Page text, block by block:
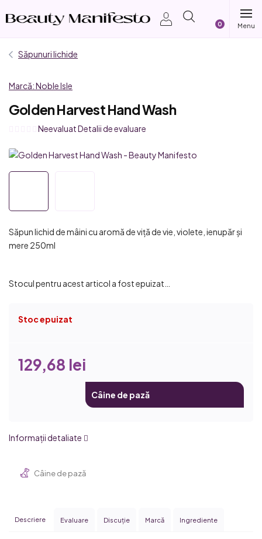
Săpunuri lichide
Marcă:Noble Isle
Golden Harvest Hand Wash
Evaluarea
a
din
stele.
NeevaluatDetalii de evaluare
Săpun lichid de mâini cu aromă de viță de vie, violete, ienupăr și
mere 250ml
Stocul pentru acest articol a fost epuizat…
Stoc epuizat
129,68 lei
Câine de pază
Informaţii detaliate
Câine de pază
Descriere Evaluare Discuţie Marcă Ingrediente